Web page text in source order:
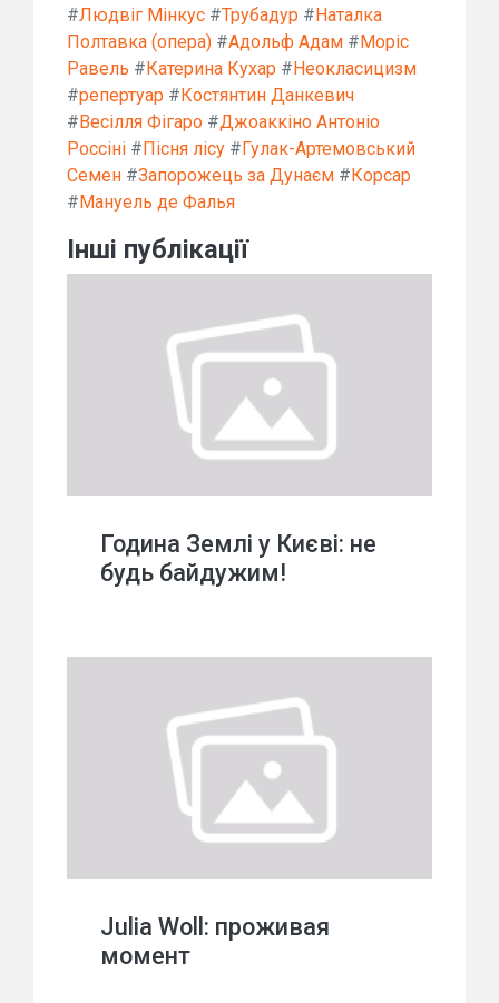
#Людвіг Мінкус #Трубадур #Наталка
Полтавка (опера) #Адольф Адам #Моріс
Равель #Катерина Кухар #Неокласицизм
#репертуар #Костянтин Данкевич
#Весілля Фігаро #Джоаккіно Антоніо
Россіні #Пісня лісу #Гулак-Артемовський
Семен #Запорожець за Дунаєм #Корсар
#Мануель де Фалья
Інші публікації
Година Землі у Києві: не
будь байдужим!
Julia Woll: проживая
момент